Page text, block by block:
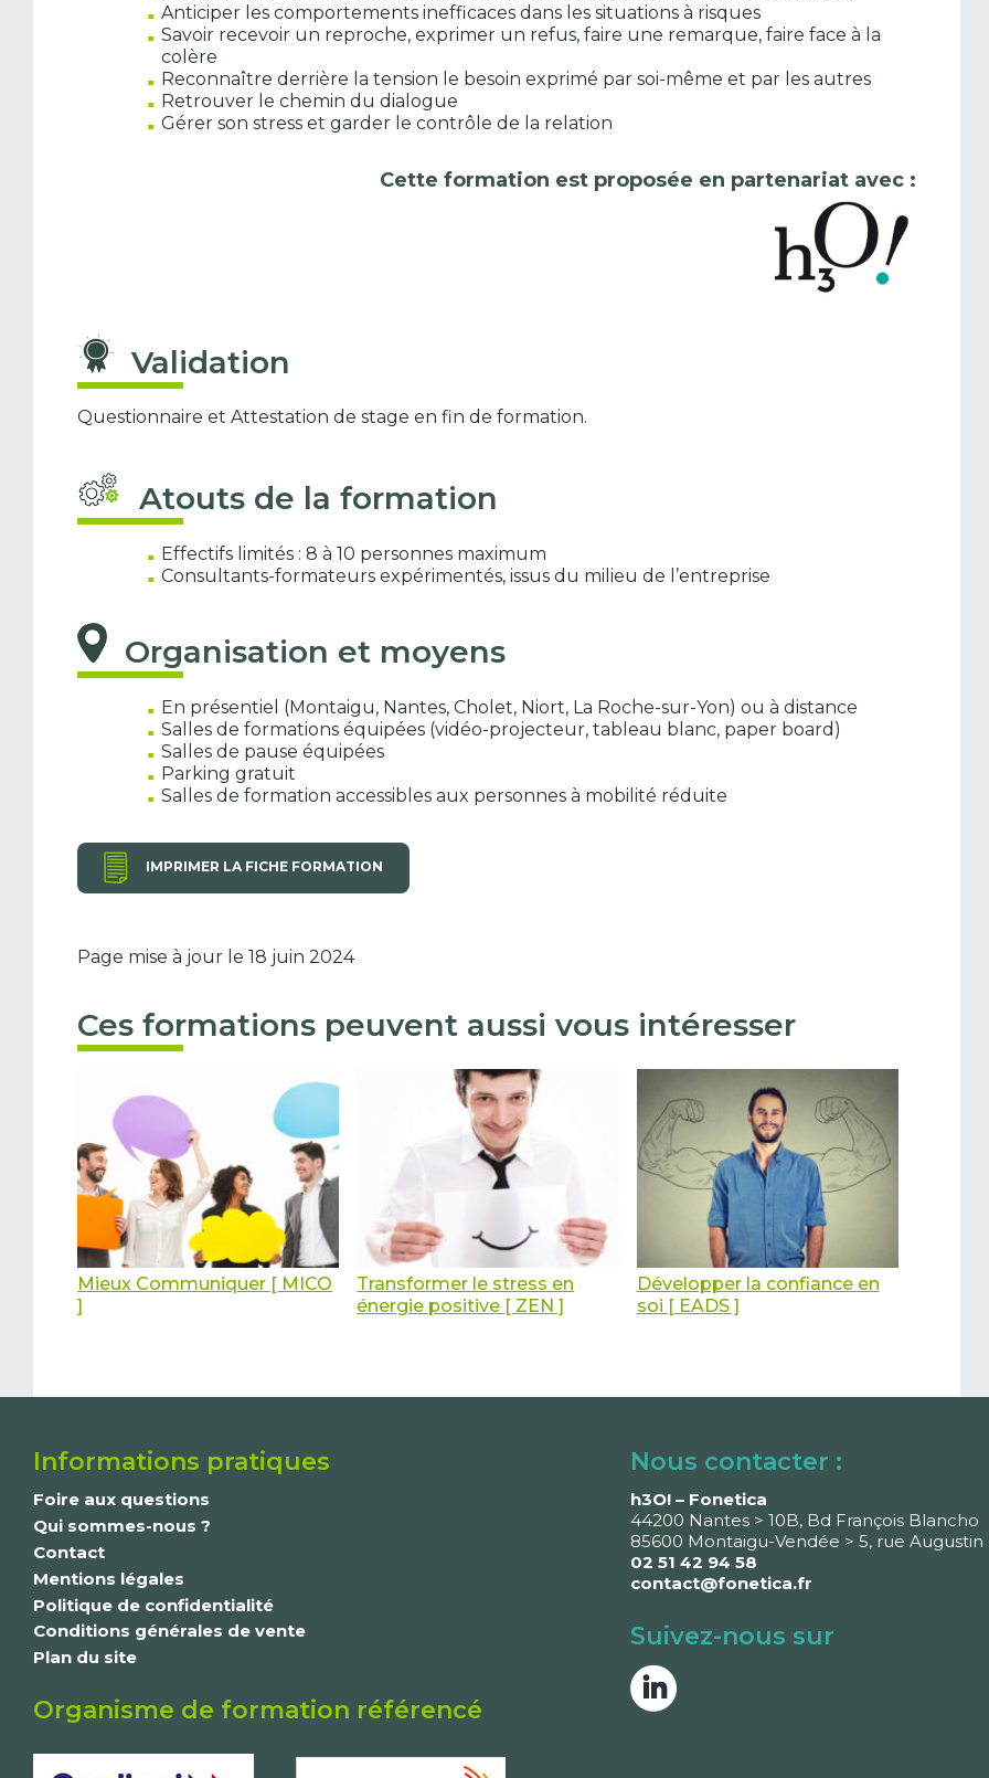
Anticiper les comportements inefficaces dans les situations à risques
Savoir recevoir un reproche, exprimer un refus, faire une remarque, faire face à la
colère
Reconnaître derrière la tension le besoin exprimé par soi-même et par les autres
Retrouver le chemin du dialogue
Gérer son stress et garder le contrôle de la relation
Cette formation est proposée en partenariat avec :
Validation
Questionnaire et Attestation de stage en fin de formation.
Atouts de la formation
Effectifs limités : 8 à 10 personnes maximum
Consultants-formateurs expérimentés, issus du milieu de l’entreprise
Organisation et moyens
En présentiel (Montaigu, Nantes, Cholet, Niort, La Roche-sur-Yon) ou à distance
Salles de formations équipées (vidéo-projecteur, tableau blanc, paper board)
Salles de pause équipées
Parking gratuit
Salles de formation accessibles aux personnes à mobilité réduite
IMPRIMER LA FICHE FORMATION
Page mise à jour le 18 juin 2024
Ces formations peuvent aussi vous intéresser
Mieux Communiquer [ MICO
]
Transformer le stress en
énergie positive [ ZEN ]
Développer la confiance en
soi [ EADS ]
Informations pratiques
Foire aux questions
Qui sommes-nous ?
Contact
Mentions légales
Politique de confidentialité
Conditions générales de vente
Plan du site
Organisme de formation référencé
Nous contacter :
h3O! – Fonetica
44200 Nantes > 10B, Bd François Blancho
85600 Montaigu-Vendée > 5, rue Augustin
02 51 42 94 58
contact@fonetica.fr
Suivez-nous sur